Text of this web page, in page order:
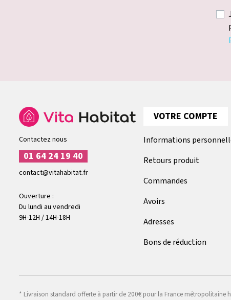
Contactez nous
01 64 24 19 40
contact@vitahabitat.fr
Ouverture :
Du lundi au vendredi
9H-12H / 14H-18H
VOTRE COMPTE
Informations
Retours produit
Commandes
Avoirs
Adresses
Bons de réduction
* Livraison standard offerte à partir de 200€ pour la France métropolitaine